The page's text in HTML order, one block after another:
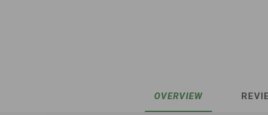
OVERVIEW